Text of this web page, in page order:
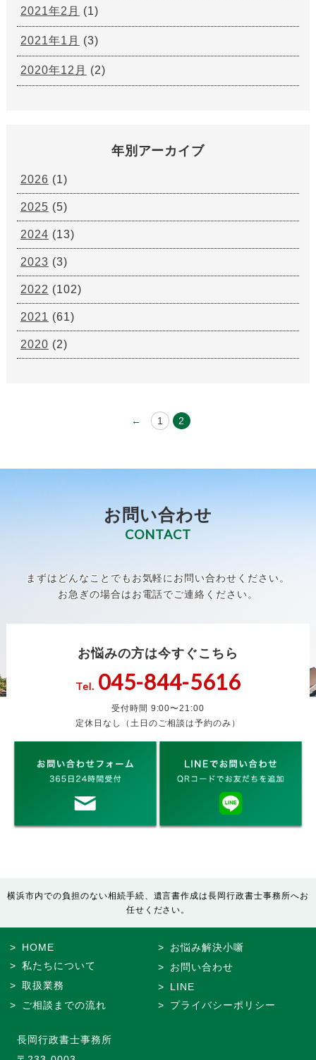
2021年2月 (1)
2021年1月 (3)
2020年12月 (2)
年別アーカイブ
2026 (1)
2025 (5)
2024 (13)
2023 (3)
2022 (102)
2021 (61)
2020 (2)
← 1 2
お問い合わせ
CONTACT
まずはどんなことでもお気軽にお問い合わせください。
お急ぎの場合はお電話でご連絡ください。
お悩みの方は今すぐこちら
Tel. 045-844-5616
受付時間 9:00〜21:00
定休日なし（土日のご相談は予約のみ）
横浜市内での負担のない相続手続、遺言書作成は長岡行政書士事務所へお
任せください。
HOME
私たちについて
取扱業務
ご相談までの流れ
お悩み解決小噺
お問い合わせ
LINE
プライバシーポリシー
長岡行政書士事務所